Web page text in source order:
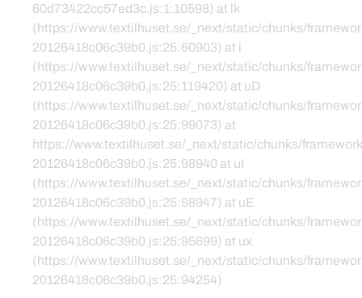
60d73422cc57ed3c.js:1:10598) at lk
(https://www.textilhuset.se/_next/static/chunks/
20126418c06c39b0.js:25:60903) at i
(https://www.textilhuset.se/_next/static/chunks/
20126418c06c39b0.js:25:119420) at uD
(https://www.textilhuset.se/_next/static/chunks/
20126418c06c39b0.js:25:99073) at
https://www.textilhuset.se/_next/static/chunks/
20126418c06c39b0.js:25:98940 at uI
(https://www.textilhuset.se/_next/static/chunks/
20126418c06c39b0.js:25:98947) at uE
(https://www.textilhuset.se/_next/static/chunks/
20126418c06c39b0.js:25:95699) at ux
(https://www.textilhuset.se/_next/static/chunks/
20126418c06c39b0.js:25:94254)